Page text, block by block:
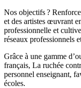
Nos objectifs ?
et des artistes œuvrant
professionnelle et
réseaux professionnels
Grâce à une gamme
français, La ruchée
personnel enseignant,
écoles.